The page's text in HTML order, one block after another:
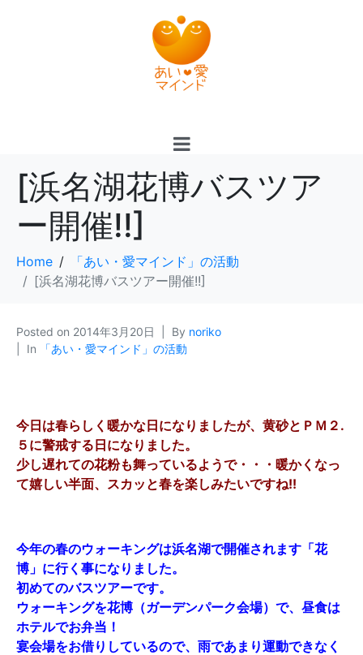
[浜名湖花博バスツア
ー開催!!]
Home
「あい・愛マインド」の活動
[浜名湖花博バスツアー開催!!]
Posted on 2014年3月20日 By noriko
In
「あい・愛マインド」の活動
今日は春らしく暖かな日になりましたが、黄砂とＰＭ２.
５に警戒する日になりました。
少し遅れての花粉も舞っているようで・・・暖かくなっ
て嬉しい半面、スカッと春を楽しみたいですね!!
今年の春のウォーキングは浜名湖で開催されます「花
博」に行く事になりました。
初めてのバスツアーです。
ウォーキングを花博（ガーデンパーク会場）で、昼食は
ホテルでお弁当！
宴会場をお借りしているので、雨であまり運動できなく